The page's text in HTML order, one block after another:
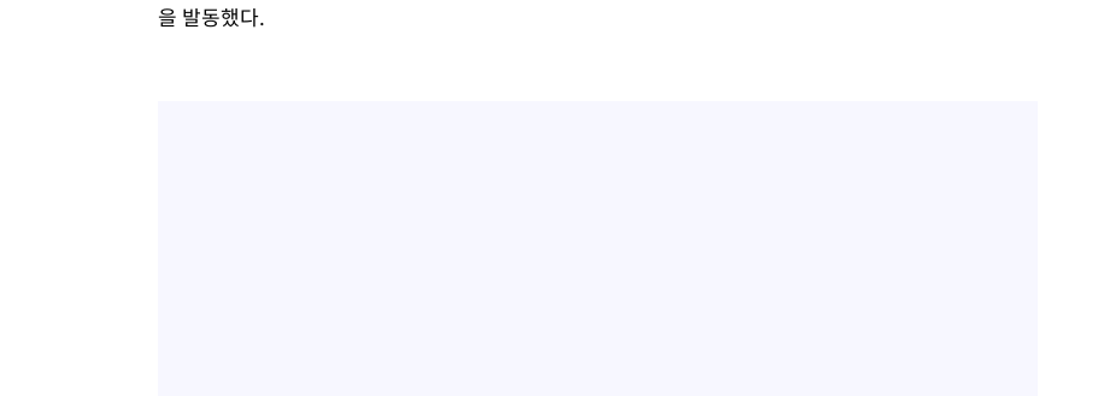
을 발동했다.